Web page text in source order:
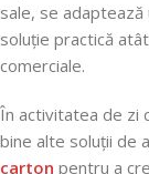
sale, se
soluție practică
comerciale.
În activitatea de zi
bine alte soluții de
carton pentru a